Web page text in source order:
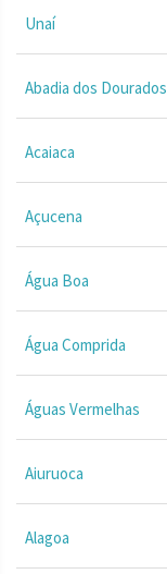
Unaí
Abadia dos Dourados
Acaiaca
Açucena
Água Boa
Água Comprida
Águas Vermelhas
Aiuruoca
Alagoa